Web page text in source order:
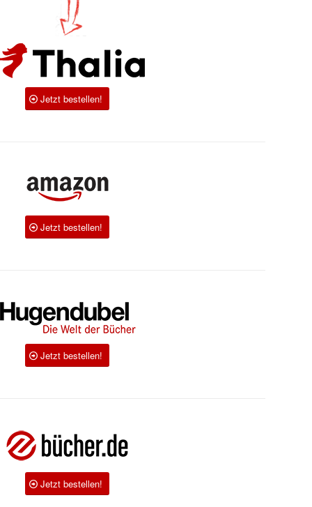
Jetzt bestellen!
Jetzt bestellen!
Jetzt bestellen!
Jetzt bestellen!